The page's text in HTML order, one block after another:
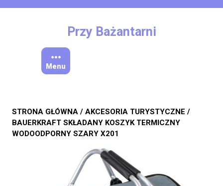
Przy Bażantarni
Menu
STRONA GŁÓWNA / AKCESORIA TURYSTYCZNE /
BAUERKRAFT SKŁADANY KOSZYK TERMICZNY
WODOODPORNY SZARY X201